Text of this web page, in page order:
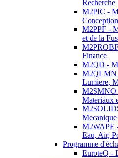
Recherche
M2PIC -
Conception
M2PPF -
et de la
Finance
M2QD -
M2QLMN
Lumiere,
M2SMNO
Materiaux
Mecanique
M2WAPE
Eau, Air,
Programme
EuroteQ -